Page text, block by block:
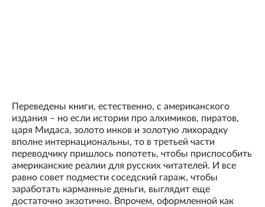
Переведены книги, естественно, с американского
издания – но если истории про алхимиков, пиратов,
царя Мидаса, золото инков и золотую лихорадку
вполне интернациональны, то в третьей части
переводчику пришлось попотеть, чтобы приспособить
американские реалии для русских читателей. И все
равно совет подмести соседский гараж, чтобы
заработать карманные деньги, выглядит еще
достаточно экзотично. Впрочем, оформленной как